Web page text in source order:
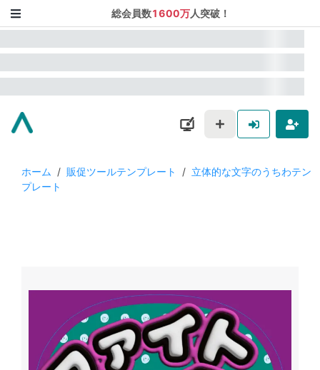
総会員数1600万人突破！
ホーム / 販促ツールテンプレート / 立体的な文字のうちわテン
プレート